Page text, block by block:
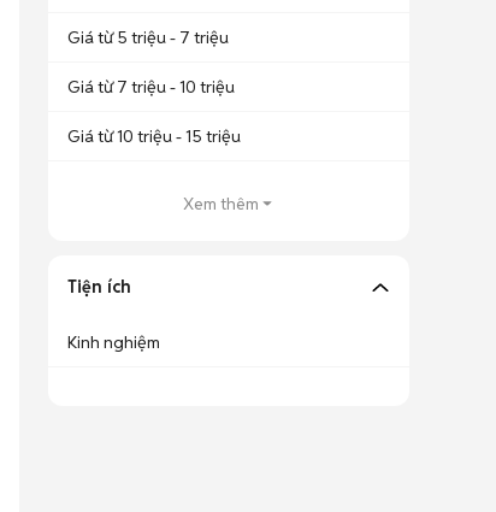
Giá từ 5 triệu - 7 triệu
Giá từ 7 triệu - 10 triệu
Giá từ 10 triệu - 15 triệu
Xem thêm
Tiện ích
Kinh nghiệm